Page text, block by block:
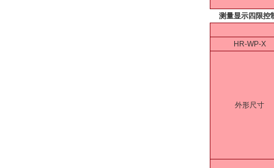
测量显示四限控
HR-WP-X
外形尺寸